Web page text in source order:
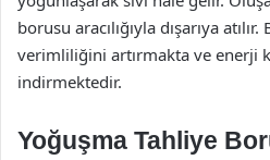
borusu aracılığıyla dışarıya
verimliliğini artırmakta ve enerji
indirmektedir.
Yoğuşma Tahliye